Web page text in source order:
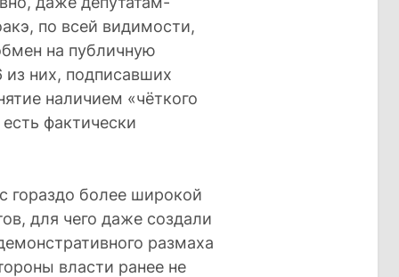
по всей видимости,
на публичную
из них, подписавших
наличием «чёткого
фактически
гораздо более широкой
для чего даже создали
размаха
власти ранее не